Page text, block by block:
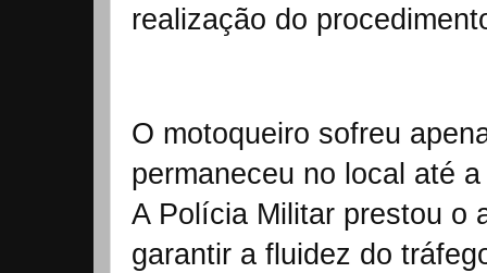
realização do
O motoqueiro sofreu
permaneceu no local até
A Polícia Militar prestou o
garantir a fluidez do